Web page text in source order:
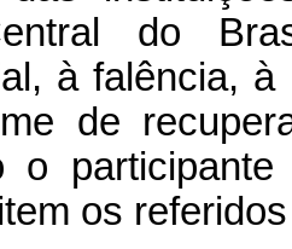
do
à falência,
de
o
os